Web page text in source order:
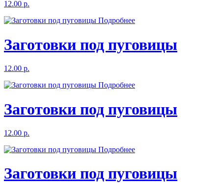
12.00 р.
Подробнее
Заготовки под пуговицы
12.00 р.
Подробнее
Заготовки под пуговицы
12.00 р.
Подробнее
Заготовки под пуговицы